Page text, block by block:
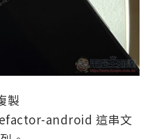
製
android 這串文